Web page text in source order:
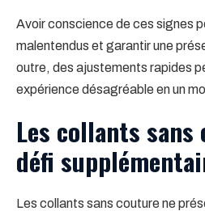
Avoir conscience de ces signes
malentendus et garantir une
outre, des ajustements rapides
expérience désagréable en un
Les collants
défi
Les collants sans couture ne